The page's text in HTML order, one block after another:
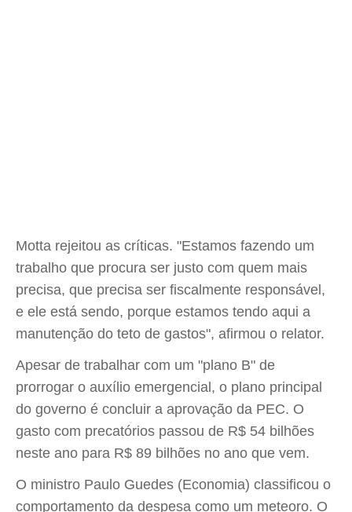
Motta rejeitou as críticas. "Estamos fazendo um
trabalho que procura ser justo com quem mais
precisa, que precisa ser fiscalmente responsável,
e ele está sendo, porque estamos tendo aqui a
manutenção do teto de gastos", afirmou o relator.
Apesar de trabalhar com um "plano B" de
prorrogar o auxílio emergencial, o plano principal
do governo é concluir a aprovação da PEC. O
gasto com precatórios passou de R$ 54 bilhões
neste ano para R$ 89 bilhões no ano que vem.
O ministro Paulo Guedes (Economia) classificou o
comportamento da despesa como um meteoro. O